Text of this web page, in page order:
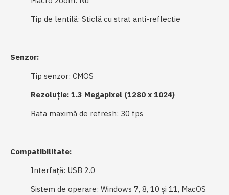
Tip de lentilă: Sticlă cu strat anti-reflectie
Senzor:
Tip senzor: CMOS
Rezoluție: 1.3 Megapixel (1280 x 1024)
Rata maximă de refresh: 30 fps
Compatibilitate:
Interfață: USB 2.0
Sistem de operare: Windows 7, 8, 10 și 11, MacOS